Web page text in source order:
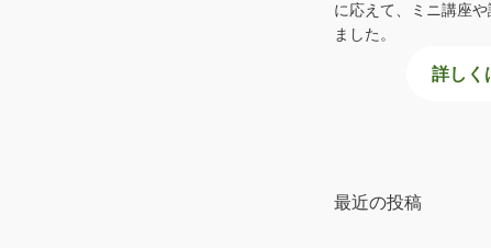
に応えて、ミニ講座
ました。
詳しく
最近の投稿